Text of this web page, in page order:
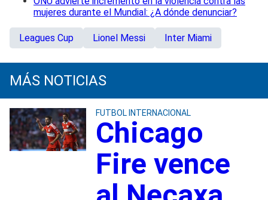
mujeres durante el Mundial: ¿A dónde denunciar?
Leagues Cup Lionel Messi Inter Miami
MÁS NOTICIAS
FUTBOL INTERNACIONAL
Chicago
Fire vence